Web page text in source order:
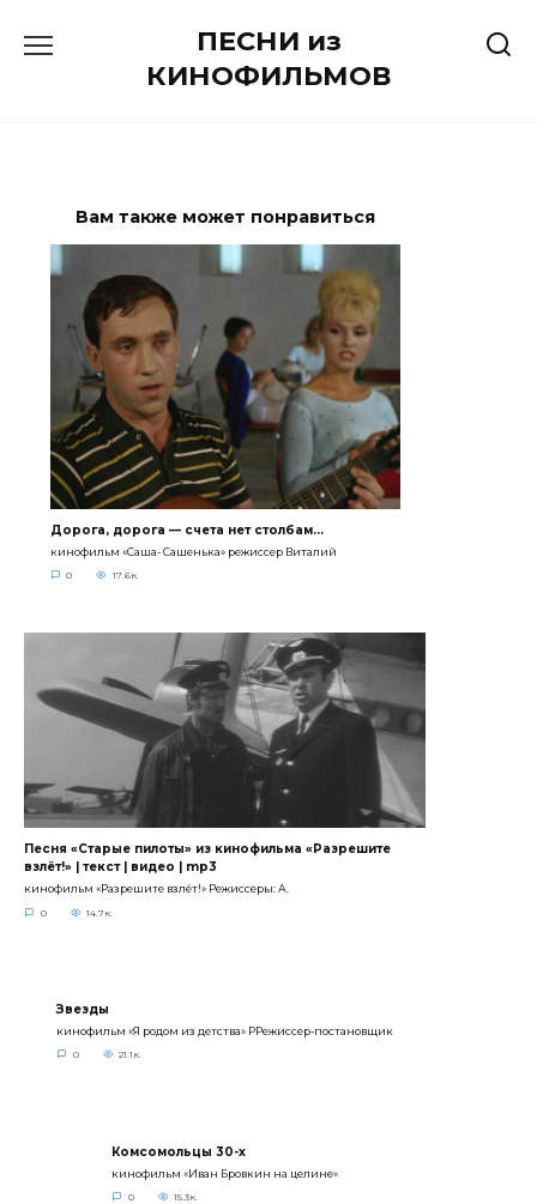
ПЕСНИ из
КИНОФИЛЬМОВ
Вам также может понравиться
Дорога, дорога — счета нет столбам…
кинофильм «Саша- Сашенька» режиссер Виталий
0 17.6к.
Песня «Старые пилоты» из кинофильма «Разрешите
взлёт!» | текст | видео | mp3
кинофильм «Разрешите взлёт!» Режиссеры: А.
0 14.7к.
Звезды
кинофильм «Я родом из детства» РРежиссер-постановщик
0 21.1к.
Комсомольцы 30-x
кинофильм «Иван Бровкин на целине»
0 15.3к.